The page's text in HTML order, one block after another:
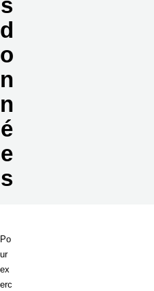
s
d
o
n
n
é
e
s
Po
ur
ex
erc